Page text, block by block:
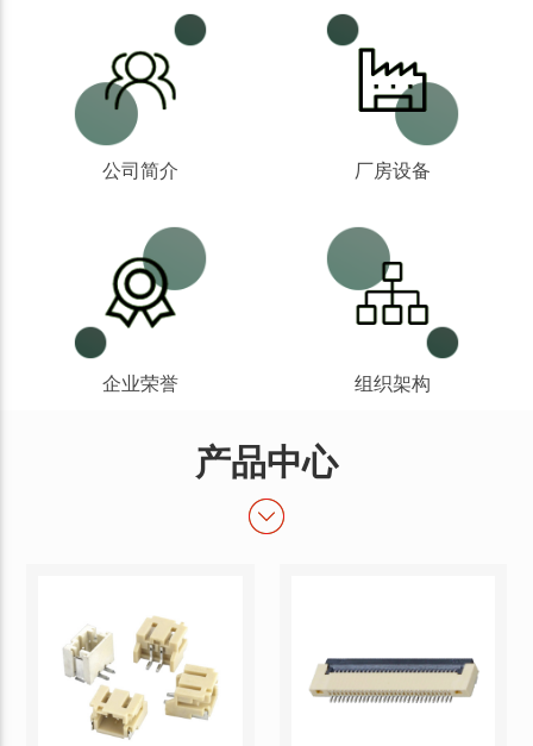
公司简介 厂房设备
企业荣誉 组织架构
产品中心